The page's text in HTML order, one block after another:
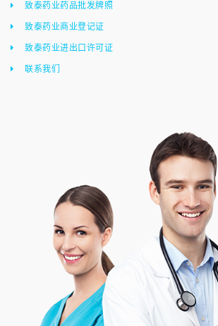
致泰药业药品批发牌照
致泰药业商业登记证
致泰药业进出口许可证
联系我们